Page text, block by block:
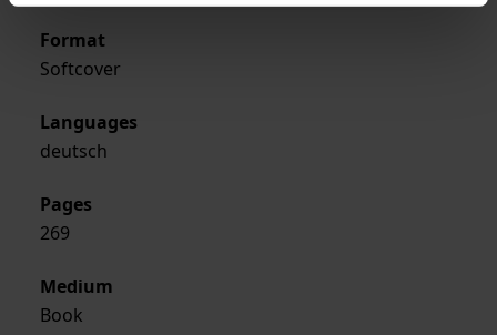
Format
Softcover
Languages
deutsch
Pages
269
Medium
Book